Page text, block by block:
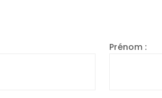
Prénom :